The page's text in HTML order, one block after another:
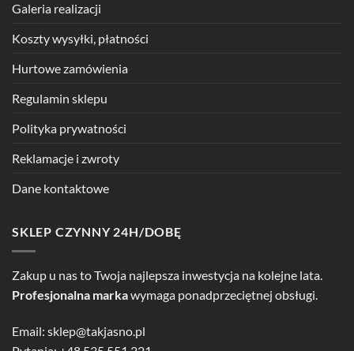
Galeria realizacji
Koszty wysyłki, płatności
Hurtowe zamówienia
Regulamin sklepu
Polityka prywatności
Reklamacje i zwroty
Dane kontaktowe
SKLEP CZYNNY 24H/DOBĘ
Zakup u nas to Twoja najlepsza inwestycja na kolejne lata.
Profesjonalna markawymaga ponadprzeciętnej obsługi.
Email: sklep@takjasno.pl